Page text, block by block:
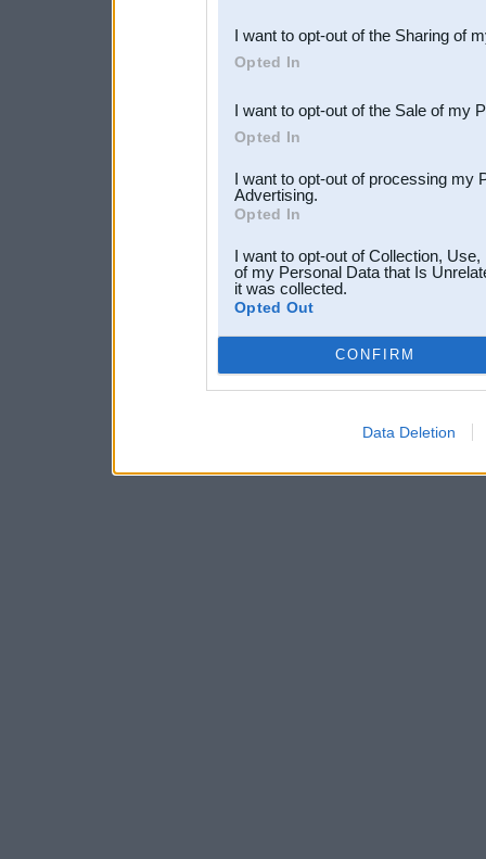
Downstream Participants
third parties.
I want to opt-out of the Sharing of
Opted In
I want to opt-out of the Sale of my
Opted In
I want to opt-out of processing my
Advertising.
Opted In
I want to opt-out of Collection,
of my Personal Data that Is
it was collected.
Opted Out
CONFIRM
Data Deletion